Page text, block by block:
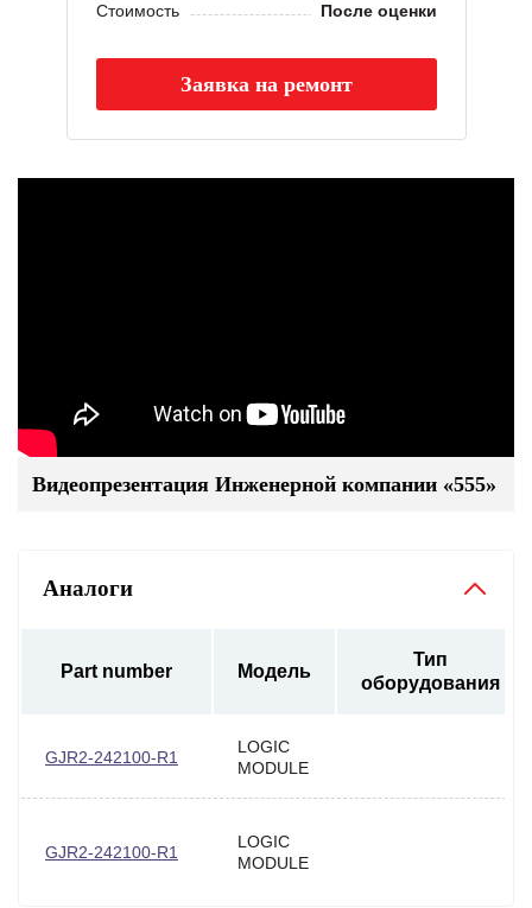
Стоимость После оценки
Заявка на ремонт
Видеопрезентация Инженерной компании «555»
Аналоги
Part number Модель
Тип
оборудования
GJR2-242100-R1
LOGIC
MODULE
GJR2-242100-R1
LOGIC
MODULE